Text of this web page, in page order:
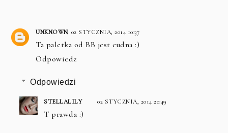
UNKNOWN 02 STYCZNIA, 2014 10:37
Ta paletka od BB jest cudna :)
Odpowiedz
Odpowiedzi
STELLALILY 02 STYCZNIA, 2014 20:49
T prawda :)